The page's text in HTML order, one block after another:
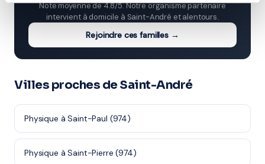
Note moyenne de 4.8/5. Notre organisme partenaire
intervient à domicile à Saint-André et alentours.
Rejoindre ces familles →
Villes proches de Saint-André
Physique à Saint-Paul (974)
Physique à Saint-Pierre (974)